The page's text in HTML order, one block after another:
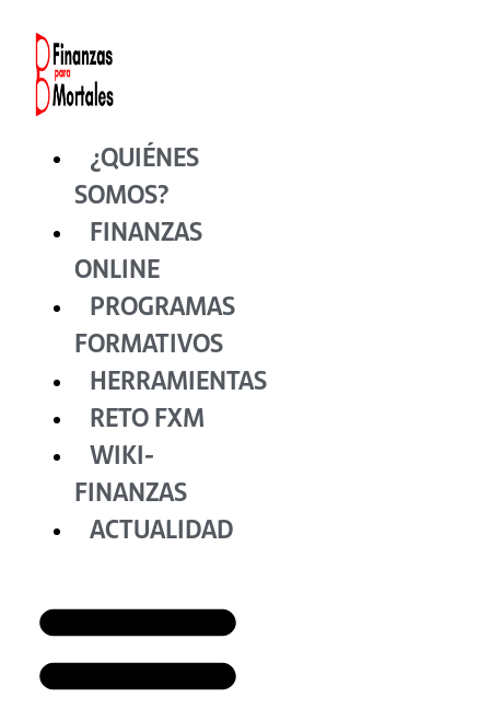
contenido
¿QUIÉNES
SOMOS?
FINANZAS
ONLINE
PROGRAMAS
FORMATIVOS
HERRAMIENTAS
RETO FXM
WIKI-
FINANZAS
ACTUALIDAD